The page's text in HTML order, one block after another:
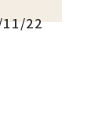
22